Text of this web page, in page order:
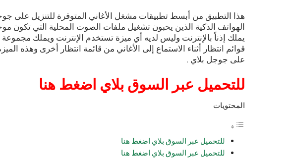
هذا التطبيق من أبسط تطبيقات مشغل الأغاني المتوفرة للتنزيل على
الهواتف الذكية الذين يحبون تشغيل ملفات الصوت المحلية التي تكون
يملك إذناً بالإنترنت وليس لديه أي ميزة تستخدم الإنترنت ويملك مجموعة
قوائم انتظار أثناء الاستماع إلى الأغاني من قائمة انتظار أخرى وهذه
على جوجل بلاي .
للتحميل عبر السوق بلاي اضغط هنا
المحتويات
للتحميل عبر السوق بلاي اضغط هنا
للتحميل عبر السوق بلاي اضغط هنا